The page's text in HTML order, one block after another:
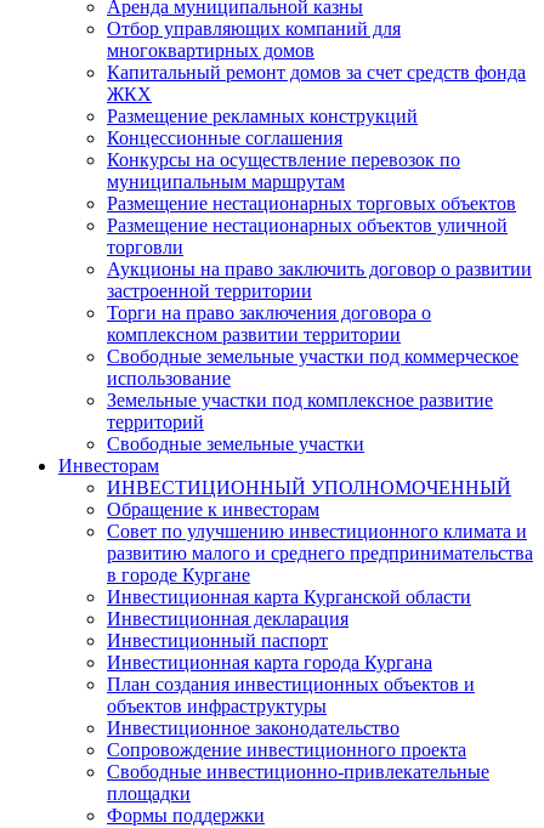
Аренда муниципальной казны
Отбор управляющих компаний для
многоквартирных домов
Капитальный ремонт домов за счет средств фонда
ЖКХ
Размещение рекламных конструкций
Концессионные соглашения
Конкурсы на осуществление перевозок по
муниципальным маршрутам
Размещение нестационарных торговых объектов
Размещение нестационарных объектов уличной
торговли
Аукционы на право заключить договор о развитии
застроенной территории
Торги на право заключения договора о
комплексном развитии территории
Свободные земельные участки под коммерческое
использование
Земельные участки под комплексное развитие
территорий
Свободные земельные участки
Инвесторам
ИНВЕСТИЦИОННЫЙ УПОЛНОМОЧЕННЫЙ
Обращение к инвесторам
Совет по улучшению инвестиционного климата и
развитию малого и среднего предпринимательства
в городе Кургане
Инвестиционная карта Курганской области
Инвестиционная декларация
Инвестиционный паспорт
Инвестиционная карта города Кургана
План создания инвестиционных объектов и
объектов инфраструктуры
Инвестиционное законодательство
Сопровождение инвестиционного проекта
Свободные инвестиционно-привлекательные
площадки
Формы поддержки